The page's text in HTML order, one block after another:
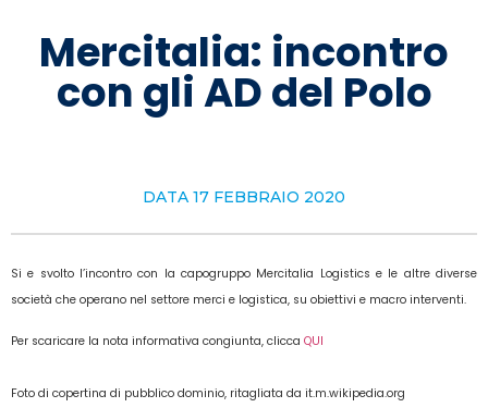
Mercitalia: incontro
con gli AD del Polo
DATA 17 FEBBRAIO 2020
Si e svolto l’incontro con la capogruppo Mercitalia Logistics e le altre diverse
società che operano nel settore merci e logistica, su obiettivi e macro interventi.
Per scaricare la nota informativa congiunta, clicca QUI
Foto di copertina di pubblico dominio, ritagliata da it.m.wikipedia.org